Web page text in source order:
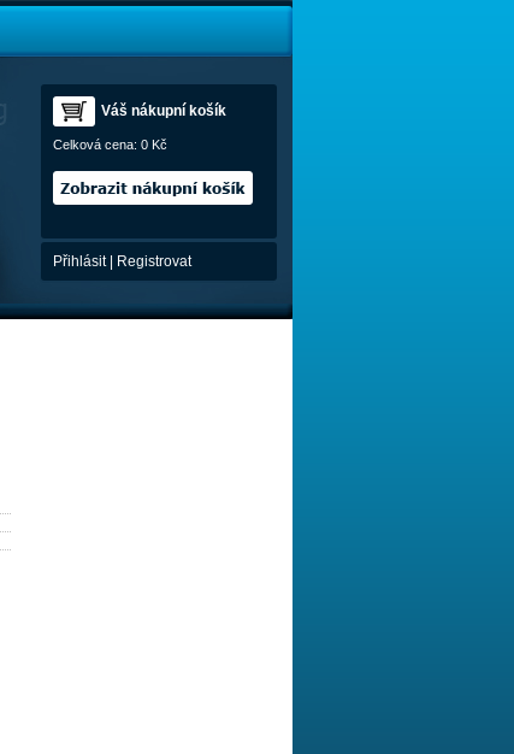
Váš nákupní košík
Celková cena: 0 Kč
Přihlásit| Registrovat